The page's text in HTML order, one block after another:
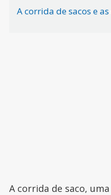
A corrida de sacos e
A corrida de saco,